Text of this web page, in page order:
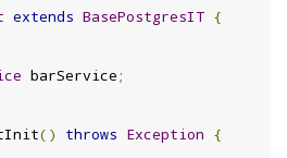
extends BasePostgresIT {
barService;
() throws Exception {